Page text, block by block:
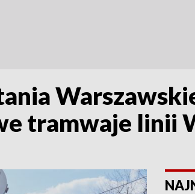
tramwaje linii